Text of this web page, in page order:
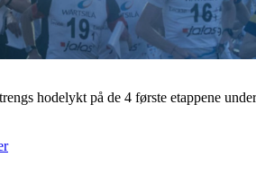
hodelykt på de 4 første etappene under